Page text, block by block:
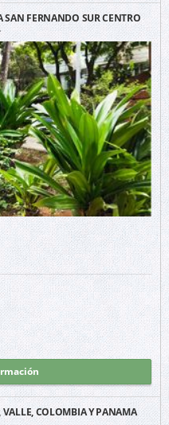
FERNANDO SUR CENTRO
COLOMBIA Y PANAMA